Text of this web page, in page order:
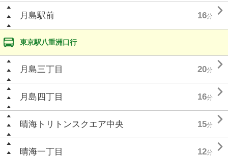
月島駅前 16分 
東京駅八重洲口行
月島三丁目 20分 
月島四丁目 16分 
晴海トリトンスクエア中央 15分 
晴海一丁目 12分 